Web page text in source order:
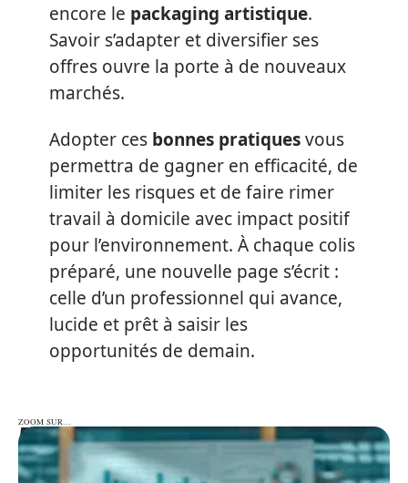
encore le packaging artistique.
Savoir s’adapter et diversifier ses
offres ouvre la porte à de nouveaux
marchés.
Adopter ces bonnes pratiquesvous
permettra de gagner en efficacité, de
limiter les risques et de faire rimer
travail à domicile avec impact positif
pour l’environnement. À chaque colis
préparé, une nouvelle page s’écrit :
celle d’un professionnel qui avance,
lucide et prêt à saisir les
opportunités de demain.
ZOOM SUR…
ZOOM SUR…